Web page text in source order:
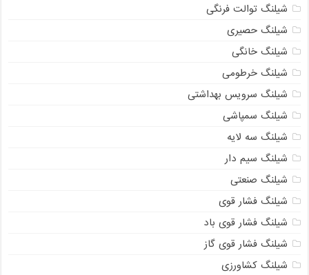
شیلنگ توالت فرنگی
شیلنگ حصیری
شیلنگ خانگی
شیلنگ خرطومی
شیلنگ سرویس بهداشتی
شیلنگ سمپاشی
شیلنگ سه لایه
شیلنگ سیم دار
شیلنگ صنعتی
شیلنگ فشار قوی
شیلنگ فشار قوی باد
شیلنگ فشار قوی گاز
شیلنگ کشاورزی